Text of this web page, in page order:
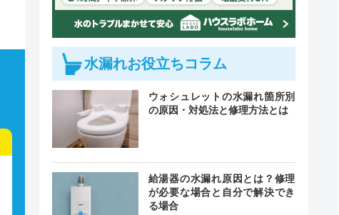
水漏れお役立ちコラム
ウォシュレットの水漏れ箇所別
の原因・対処法と修理方法とは
給湯器の水漏れ原因とは？修理
が必要な場合と自分で解決でき
る場合